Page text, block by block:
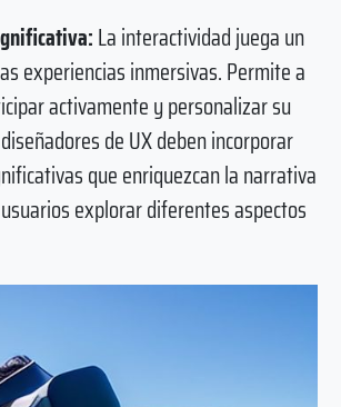
La interactividad juega un
experiencias inmersivas. Permite a
activamente y personalizar su
de UX deben incorporar
que enriquezcan la narrativa
explorar diferentes aspectos